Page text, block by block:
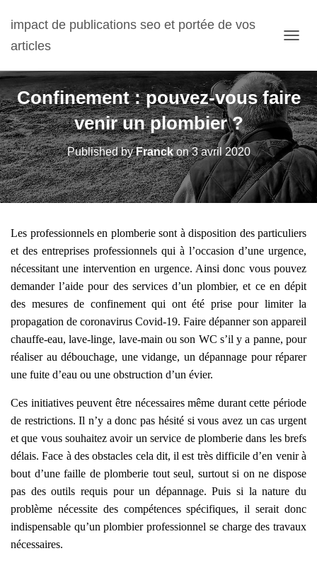
impact de publications seo et portée de vos
articles
Confinement : pouvez-vous faire
venir un plombier ?
Published byFranckon3 avril 2020
Les professionnels en plomberie sont à disposition des particuliers
et des entreprises professionnels qui à l’occasion d’une urgence,
nécessitant une intervention en urgence. Ainsi donc vous pouvez
demander l’aide pour des services d’un plombier, et ce en dépit
des mesures de confinement qui ont été prise pour limiter la
propagation de coronavirus Covid-19. Faire dépanner son appareil
chauffe-eau, lave-linge, lave-main ou son WC s’il y a panne, pour
réaliser au débouchage, une vidange, un dépannage pour réparer
une fuite d’eau ou une obstruction d’un évier.
Ces initiatives peuvent être nécessaires même durant cette période
de restrictions. Il n’y a donc pas hésité si vous avez un cas urgent
et que vous souhaitez avoir un service de plomberie dans les brefs
délais. Face à des obstacles cela dit, il est très difficile d’en venir à
bout d’une faille de plomberie tout seul, surtout si on ne dispose
pas des outils requis pour un dépannage. Puis si la nature du
problème nécessite des compétences spécifiques, il serait donc
indispensable qu’un plombier professionnel se charge des travaux
nécessaires.